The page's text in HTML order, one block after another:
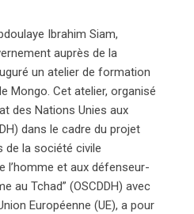
Ibrahim Siam,
auprès de la
un atelier de formation
Mongo. Cet atelier, organisé
des Nations Unies aux
dans le cadre du projet
de la société civile
l’homme et aux défenseur-
au Tchad” (OSCDDH) avec
Européenne (UE), a pour